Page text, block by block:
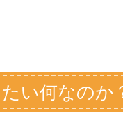
い何なのか